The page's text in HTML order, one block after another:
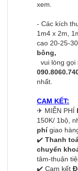
xem.
- Các kích
1m4 x 2m,
cao 20-25-
bông,
vui lòng gọi
nhất.
CAM KẾT:
✈ MIỄN PHÍ
150K/ 1bộ,
phí giao
✔️ Thanh
chuyển
tâm-thuận
✔️ Cam kết